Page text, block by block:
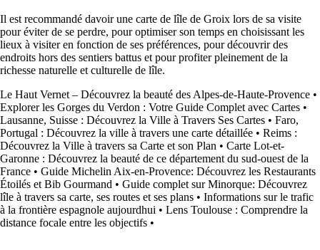
Il est recommandé davoir une carte de lîle de Groix lors de sa visite
pour éviter de se perdre, pour optimiser son temps en choisissant les
lieux à visiter en fonction de ses préférences, pour découvrir des
endroits hors des sentiers battus et pour profiter pleinement de la
richesse naturelle et culturelle de lîle.
Le Haut Vernet – Découvrez la beauté des Alpes-de-Haute-Provence •
Explorer les Gorges du Verdon : Votre Guide Complet avec Cartes •
Lausanne, Suisse : Découvrez la Ville à Travers Ses Cartes • Faro,
Portugal : Découvrez la ville à travers une carte détaillée • Reims :
Découvrez la Ville à travers sa Carte et son Plan • Carte Lot-et-
Garonne : Découvrez la beauté de ce département du sud-ouest de la
France • Guide Michelin Aix-en-Provence: Découvrez les Restaurants
Étoilés et Bib Gourmand • Guide complet sur Minorque: Découvrez
lîle à travers sa carte, ses routes et ses plans • Informations sur le trafic
à la frontière espagnole aujourdhui • Lens Toulouse : Comprendre la
distance focale entre les objectifs •